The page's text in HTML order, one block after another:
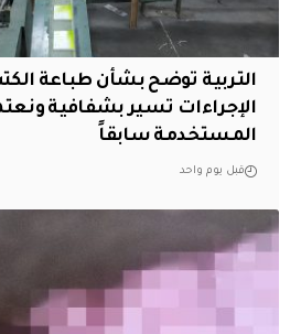
التربية توضح بشأن طباعة
الإجراءات تسير بشفافية
المستخدمة سابقاً
قبل يوم واحد